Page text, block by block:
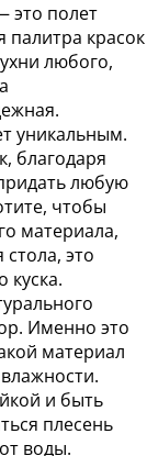
это полет
красок
любого,
уникальным.
благодаря
любую
чтобы
материала,
это
куска.
Именно это
материал
и быть
плесень
воды.